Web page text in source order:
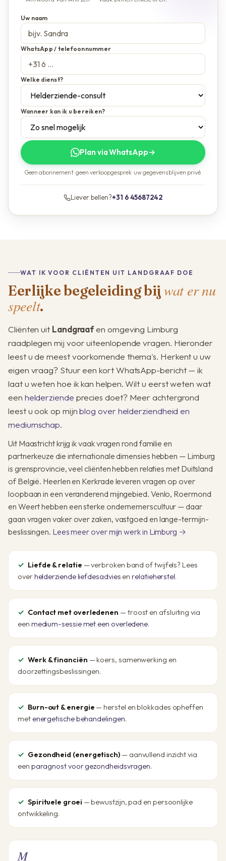
Uw naam
WhatsApp / telefoonnummer
Welke dienst?
Wanneer kan ik u bereiken?
Plan via WhatsApp→
Geen abonnement · geen verkoopgesprek · uw gegevens blijven privé.
Liever bellen?+31 6 45687242
WAT IK VOOR CLIËNTEN UIT LANDGRAAF DOE
Eerlijke begeleiding bij wat er nu
speelt.
Cliënten uit Landgraafen omgeving Limburg
raadplegen mij voor uiteenlopende vragen. Hieronder
leest u de meest voorkomende thema's. Herkent u uw
eigen vraag? Stuur een kort WhatsApp-bericht — ik
laat u weten hoe ik kan helpen. Wilt u eerst weten wat
een helderziende precies doet? Meer achtergrond
leest u ook op mijnblog over helderziendheid en
mediumschap.
Uit Maastricht krijg ik vaak vragen rond familie en
partnerkeuze die internationale dimensies hebben — Limburg
is grensprovincie, veel cliënten hebben relaties met Duitsland
of België. Heerlen en Kerkrade leveren vragen op over
loopbaan in een veranderend mijngebied. Venlo, Roermond
en Weert hebben een sterke ondernemerscultuur — daar
gaan vragen vaker over zaken, vastgoed en lange-termijn-
beslissingen. Lees meer over mijn werk in Limburg →
Liefde & relatie — verbroken band of twijfels? Lees
overhelderziende liefdesadvies enrelatieherstel.
Contact met overledenen — troost en afsluiting via
een medium-sessie met een overledene.
Werk & financiën — koers, samenwerking en
doorzettingsbeslissingen.
Burn-out & energie — herstel en blokkades opheffen
met energetische behandelingen.
Gezondheid (energetisch) — aanvullend inzicht via
een paragnost voor gezondheidsvragen.
Spirituele groei — bewustzijn, pad en persoonlijke
ontwikkeling.
M